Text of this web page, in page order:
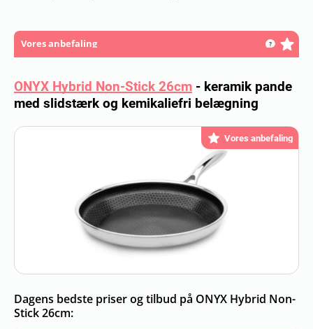
Vores anbefaling
ONYX Hybrid Non-Stick 26cm - keramik pande
med slidstærk og kemikaliefri belægning
Vores anbefaling
Dagens bedste priser og tilbud på ONYX Hybrid Non-
Stick 26cm: